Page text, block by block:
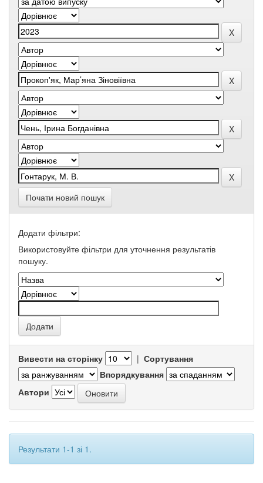
Почати новий пошук
Додати фільтри:
Використовуйте фільтри для уточнення результатів
пошуку.
Вивести на сторінку | Сортування
Впорядкування
Автори
Результати 1-1 зі 1.